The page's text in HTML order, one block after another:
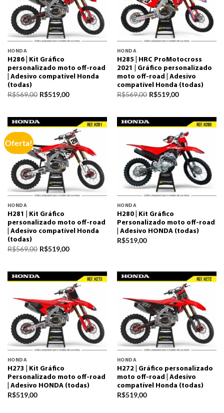
HONDA
H286 | Kit Gráfico
personalizado moto off-road
| Adesivo compatível Honda
(todas)
R$569,00 R$519,00
HONDA
H285 | HRC ProMotocross
2021 | Gráfico personalizado
moto off-road | Adesivo
compatível Honda (todas)
R$569,00 R$519,00
Oferta!
HONDA
H281 | Kit Gráfico
personalizado moto off-road
| Adesivo compatível Honda
(todas)
R$569,00 R$519,00
HONDA
H280 | Kit Gráfico
Personalizado moto off-road
| Adesivo HONDA (todas)
R$519,00
HONDA
H273 | Kit Gráfico
Personalizado moto off-road
| Adesivo HONDA (todas)
R$519,00
HONDA
H272 | Gráfico personalizado
moto off-road | Adesivo
compatível Honda (todas)
R$519,00